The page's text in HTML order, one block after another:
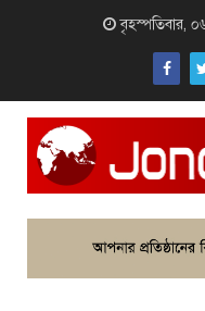
বৃহস্পতিবার,